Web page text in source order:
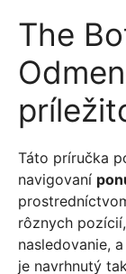
The
Táto príručka
navigovaní
rôznych
nasledovanie,
je navrhnutý